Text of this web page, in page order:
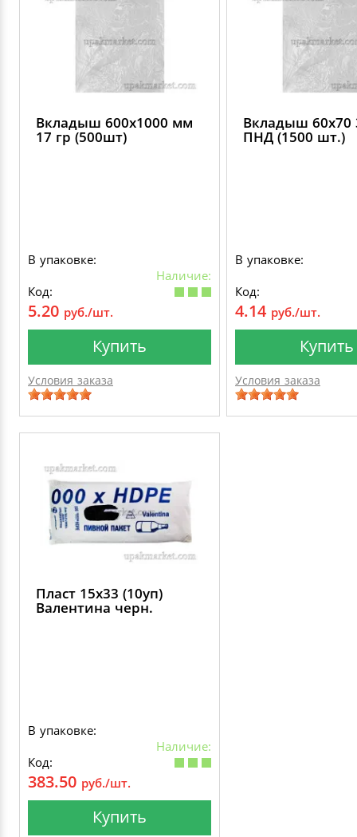
Вкладыш 600х1000 мм
17 гр (500шт)
В упаковке:
Наличие:
Код:
5.20 руб./шт.
Купить
Условия заказа
Вкладыш 60х70
ПНД (1500 шт.)
В упаковке:
Код:
4.14 руб./шт.
Купить
Условия заказа
Пласт 15х33 (10уп)
Валентина черн.
В упаковке:
Наличие:
Код:
383.50 руб./шт.
Купить